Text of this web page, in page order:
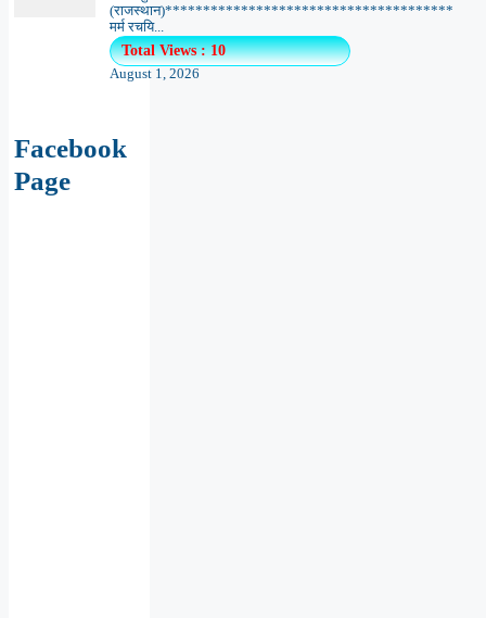
(राजस्थान)**************************************
मर्म रचयि...
Total Views : 10
August 1, 2026
Facebook
Page